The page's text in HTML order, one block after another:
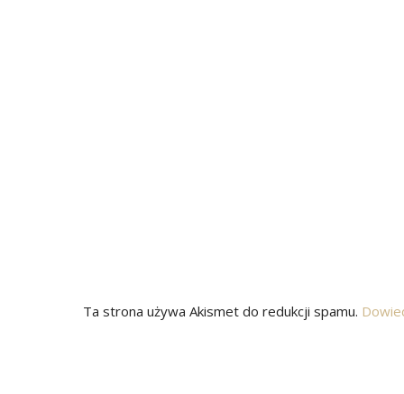
Ta strona używa Akismet do redukcji spamu.